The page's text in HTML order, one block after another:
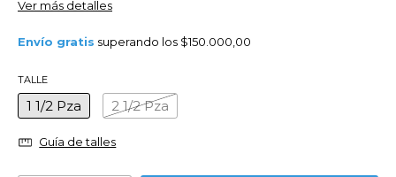
Ver más detalles
Envío gratis superando los $150.000,00
TALLE
1 1/2 Pza 2 1/2 Pza
Guía de talles